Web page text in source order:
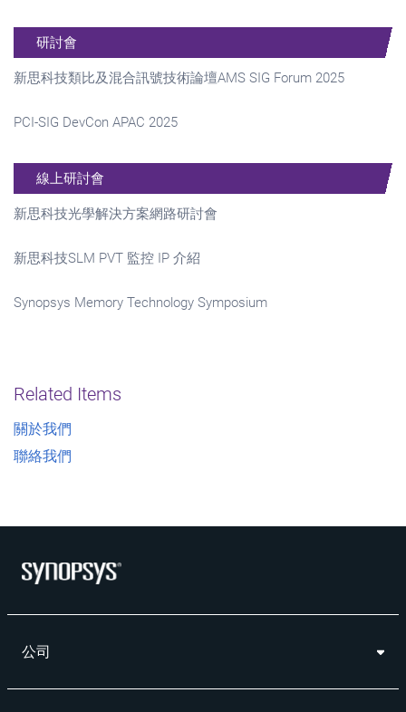
研討會
新思科技類比及混合訊號技術論壇AMS SIG Forum 2025
PCI-SIG DevCon APAC 2025
線上研討會
新思科技光學解決方案網路研討會
新思科技SLM PVT 監控 IP 介紹
Synopsys Memory Technology Symposium
Related Items
關於我們
聯絡我們
公司